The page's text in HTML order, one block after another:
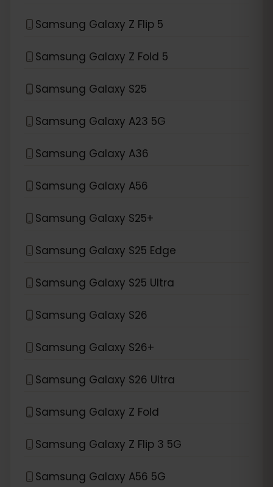
Samsung Galaxy Z Flip 5
Samsung Galaxy Z Fold 5
Samsung Galaxy S25
Samsung Galaxy A23 5G
Samsung Galaxy A36
Samsung Galaxy A56
Samsung Galaxy S25+
Samsung Galaxy S25 Edge
Samsung Galaxy S25 Ultra
Samsung Galaxy S26
Samsung Galaxy S26+
Samsung Galaxy S26 Ultra
Samsung Galaxy Z Fold
Samsung Galaxy Z Flip 3 5G
Samsung Galaxy A56 5G